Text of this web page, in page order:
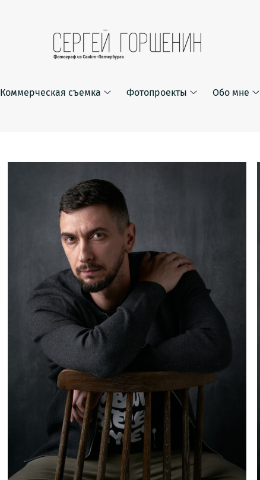
Коммерческая съемка Фотопроекты Обо мне